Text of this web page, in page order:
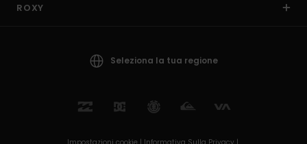
ROXY
Seleziona la tua regione